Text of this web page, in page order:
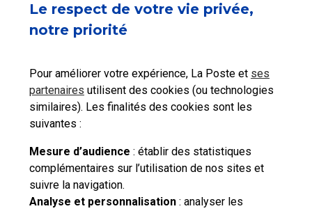
Le respect de votre vie privée,
notre priorité
Pour améliorer votre expérience, La Poste et ses
partenaires utilisent des cookies (ou technologies
similaires). Les finalités des cookies sont les
suivantes :
Mesure d’audience : établir des statistiques
complémentaires sur l’utilisation de nos sites et
suivre la navigation.
Analyse et personnalisation : analyser les
Comment télécharger la preuve de contenu de
ma lettre recommandée en ligne ?
Besoin d'aide complémentaire ?